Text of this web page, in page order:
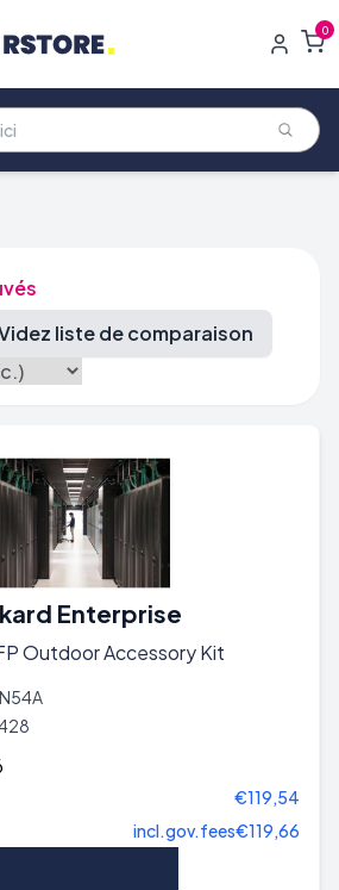
0
Enterprise
Outdoor Accessory Kit
€119,54
incl.gov.fees€119,66